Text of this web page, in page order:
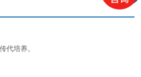
代培养。